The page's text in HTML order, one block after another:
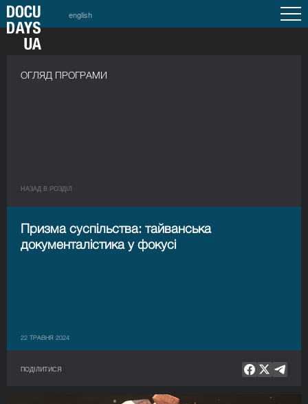
english
ОГЛЯД ПРОГРАМИ
НАЗАД В РОЗДIЛ
Призма суспільства: тайванська
документалістика у фокусі
22 ТРАВНЯ 2024
ПОДІЛИТИСЯ